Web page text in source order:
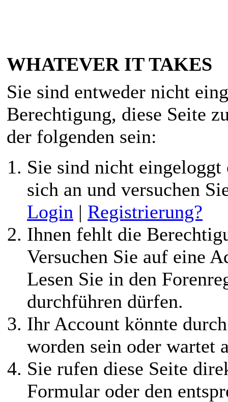
WHATEVER IT TAKES
Sie sind entweder nicht
Berechtigung, diese Seite
der folgenden sein:
Sie sind nicht
sich an und versuchen
Login | Registrierung?
Ihnen fehlt die
Versuchen Sie auf eine
Lesen Sie in den
durchführen dürfen.
Ihr Account könnte
worden sein oder wartet
Sie rufen diese Seite
Formular oder den